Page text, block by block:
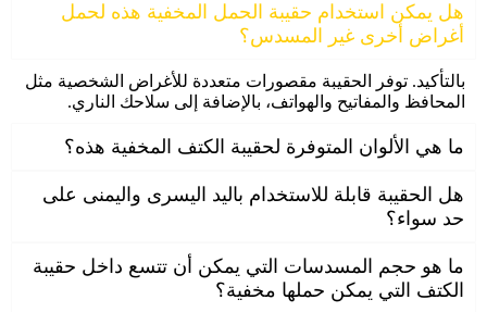
هل يمكن استخدام حقيبة الحمل المخفية هذه لحمل
أغراض أخرى غير المسدس؟
بالتأكيد. توفر الحقيبة مقصورات متعددة للأغراض الشخصية مثل
المحافظ والمفاتيح والهواتف، بالإضافة إلى سلاحك الناري.
ما هي الألوان المتوفرة لحقيبة الكتف المخفية هذه؟
هل الحقيبة قابلة للاستخدام باليد اليسرى واليمنى على
حد سواء؟
ما هو حجم المسدسات التي يمكن أن تتسع داخل حقيبة
الكتف التي يمكن حملها مخفية؟